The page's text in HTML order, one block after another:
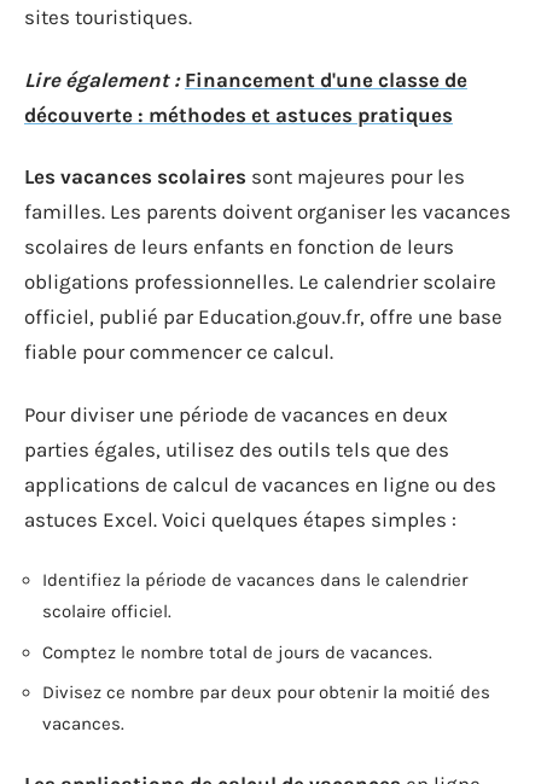
sites touristiques.
Lire également : Financement d'une classe de
découverte : méthodes et astuces pratiques
Les vacances scolaires sont majeures pour les
familles. Les parents doivent organiser les vacances
scolaires de leurs enfants en fonction de leurs
obligations professionnelles. Le calendrier scolaire
officiel, publié par Education.gouv.fr, offre une base
fiable pour commencer ce calcul.
Pour diviser une période de vacances en deux
parties égales, utilisez des outils tels que des
applications de calcul de vacances en ligne ou des
astuces Excel. Voici quelques étapes simples :
Identifiez la période de vacances dans le calendrier
scolaire officiel.
Comptez le nombre total de jours de vacances.
Divisez ce nombre par deux pour obtenir la moitié des
vacances.